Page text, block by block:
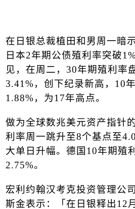
在日银总裁植田和男周一暗
日本2年期公债殖利率突破
见，在周二， 30年期殖利率
3.41%，创下纪录新高， 10
1.88%，为17年高点。
做为全球数兆美元资产指针
利率周一跳升至8个基点至
大单日升幅。德国 10年期殖
2.75%。
宏利约翰汉考克投资管理公
斯金表示：「在日银释出12